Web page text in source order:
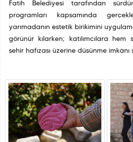
Fatih Belediyesi tarafından
programları kapsamında
yarımadanın estetik birikimini
görünür kılarken; katılımcılara
şehir hafızası üzerine düşünme imkânı